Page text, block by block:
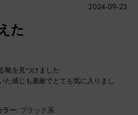
た
靴を見つけました
た感じも素敵でとても気に入りまし
ラー: ブラック系
公
2024-09-23